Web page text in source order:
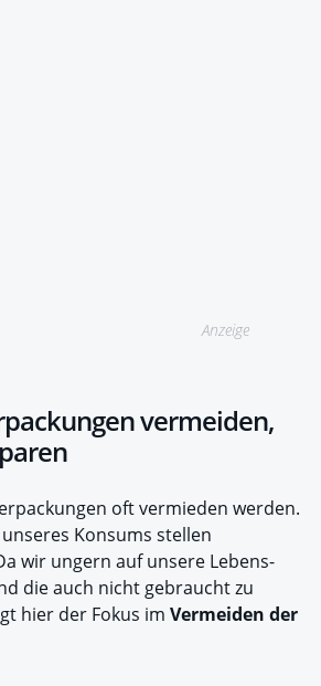
Anzeige
vermeiden,
oft vermieden werden.
Konsums stellen
wir ungern auf unsere Lebens-
die auch nicht gebraucht zu
hier der Fokus im Vermeiden der